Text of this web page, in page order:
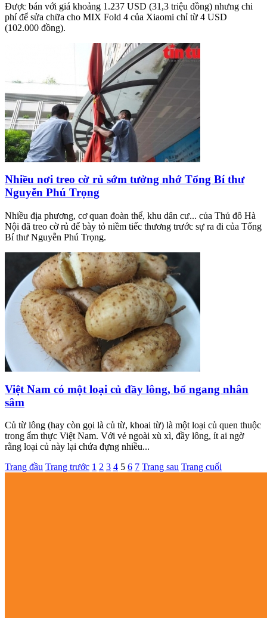
Được bán với giá khoảng 1.237 USD (31,3 triệu đồng) nhưng chi
phí để sửa chữa cho MIX Fold 4 của Xiaomi chỉ từ 4 USD
(102.000 đồng).
Nhiều nơi treo cờ rủ sớm tưởng nhớ Tổng Bí thư
Nguyễn Phú Trọng
Nhiều địa phương, cơ quan đoàn thể, khu dân cư... của Thủ đô Hà
Nội đã treo cờ rủ để bày tỏ niềm tiếc thương trước sự ra đi của Tổng
Bí thư Nguyễn Phú Trọng.
Việt Nam có một loại củ đầy lông, bổ ngang nhân
sâm
Củ từ lông (hay còn gọi là củ từ, khoai từ) là một loại củ quen thuộc
trong ẩm thực Việt Nam. Với vẻ ngoài xù xì, đầy lông, ít ai ngờ
rằng loại củ này lại chứa đựng nhiều...
Trang đầu Trang trước 1 2 3 4 5 6 7 Trang sau Trang cuối